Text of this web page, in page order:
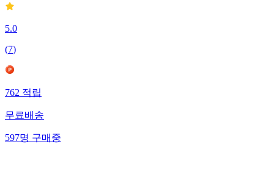
5.0
(7)
762적립
무료배송
597명구매중